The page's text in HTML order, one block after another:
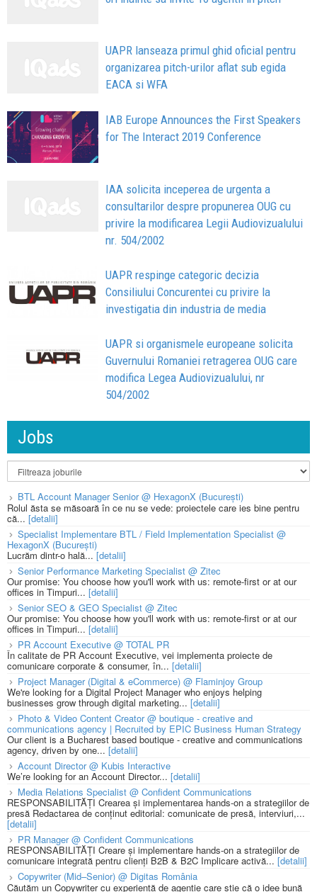
UAPR lanseaza primul ghid oficial pentru
organizarea pitch-urilor aflat sub egida
EACA si WFA
IAB Europe Announces the First Speakers
for The Interact 2019 Conference
IAA solicita inceperea de urgenta a
consultarilor despre propunerea OUG cu
privire la modificarea Legii Audiovizualului
nr. 504/2002
UAPR respinge categoric decizia
Consiliului Concurentei cu privire la
investigatia din industria de media
UAPR si organismele europeane solicita
Guvernului Romaniei retragerea OUG care
modifica Legea Audiovizualului, nr
504/2002
Jobs
BTL Account Manager Senior @ HexagonX (București)
Rolul ăsta se măsoară în ce nu se vede: proiectele care ies bine pentru
că... [detalii]
Specialist Implementare BTL / Field Implementation Specialist @
HexagonX (București)
Lucrăm dintr-o hală...[detalii]
Senior Performance Marketing Specialist @ Zitec
Our promise: You choose how you'll work with us: remote-first or at our
offices in Timpuri... [detalii]
Senior SEO & GEO Specialist @ Zitec
Our promise: You choose how you'll work with us: remote-first or at our
offices in Timpuri... [detalii]
PR Account Executive @ TOTAL PR
În calitate de PR Account Executive, vei implementa proiecte de
comunicare corporate & consumer, în... [detalii]
Project Manager (Digital & eCommerce) @ Flaminjoy Group
We're looking for a Digital Project Manager who enjoys helping
businesses grow through digital marketing... [detalii]
Photo & Video Content Creator @ boutique - creative and
communications agency | Recruited by EPIC Business Human Strategy
Our client is a Bucharest based boutique - creative and communications
agency, driven by one... [detalii]
Account Director @ Kubis Interactive
We’re looking for an Account Director... [detalii]
Media Relations Specialist @ Confident Communications
RESPONSABILITĂȚI Crearea și implementarea hands-on a strategiilor de
presă Redactarea de conținut editorial: comunicate de presă, interviuri,...
[detalii]
PR Manager @ Confident Communications
RESPONSABILITĂȚI Creare și implementare hands-on a strategiilor de
comunicare integrată pentru clienți B2B & B2C Implicare activă... [detalii]
Copywriter (Mid–Senior) @ Digitas România
Căutăm un Copywriter cu experiență de agenție care știe că o idee bună